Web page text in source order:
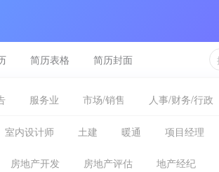
简历表格 简历封面
服务业 市场/销售 人事/财务/行政
室内设计师 土建 暖通 项目经理
房地产开发 房地产评估 地产经纪